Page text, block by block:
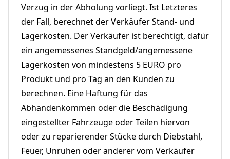
Verzug in der Abholung vorliegt. Ist Letzteres
der Fall, berechnet der Verkäufer Stand- und
Lagerkosten. Der Verkäufer ist berechtigt, dafür
ein angemessenes Standgeld/angemessene
Lagerkosten von mindestens 5 EURO pro
Produkt und pro Tag an den Kunden zu
berechnen. Eine Haftung für das
Abhandenkommen oder die Beschädigung
eingestellter Fahrzeuge oder Teilen hiervon
oder zu reparierender Stücke durch Diebstahl,
Feuer, Unruhen oder anderer vom Verkäufer